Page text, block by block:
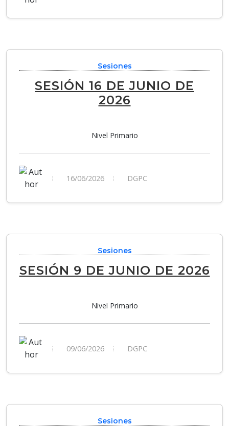
Sesiones
SESIÓN 16 DE JUNIO DE
2026
Nivel Primario
16/06/2026 DGPC
Sesiones
SESIÓN 9 DE JUNIO DE 2026
Nivel Primario
09/06/2026 DGPC
Sesiones